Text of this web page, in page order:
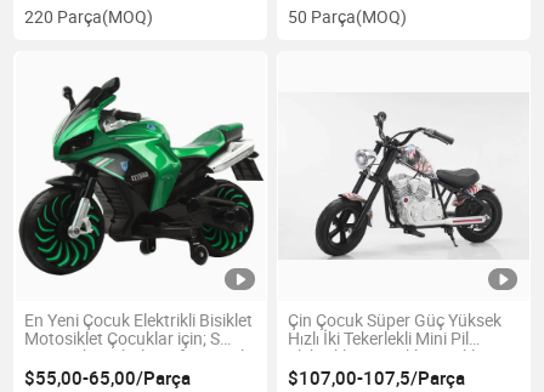
220 Parça(MOQ) 50 Parça(MOQ)
En Yeni Çocuk Elektrikli Bisiklet
Motosiklet Çocuklar için; S
Oyuncak Arabalar Çift Motorlu
Motosiklet Şık Işık ile
$55,00-65,00/Parça
Çin Çocuk Süper Güç Yüksek
Hızlı İki Tekerlekli Mini Pil
Elektrikli Motosiklet Bisikleti
Pedallı
$107,00-107,5/Parça